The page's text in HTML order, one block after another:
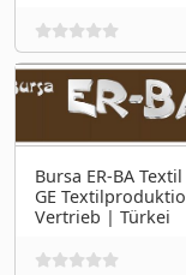
Bursa ER-BA
GE
Vertrieb | Türkei